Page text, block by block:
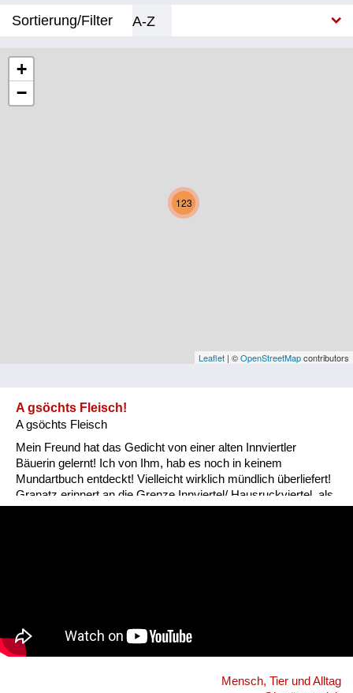
Sortierung/Filter
A-Z
Niederösterreich
Oberösterreich
Vorarlberg
Natur und Landwirtschaft
Fluchen und Reden
123
+
−
Leaflet | ©OpenStreetMapcontributors
A gsöchts Fleisch!
A gsöchts Fleisch
Mein Freund hat das Gedicht von einer alten Innviertler
Bäuerin gelernt! Ich von Ihm, hab es noch in keinem
Mundartbuch entdeckt! Vielleicht wirklich mündlich überliefert!
Granatz erinnert an die Grenze Innviertel/ Hausruckviertel, als
Mensch, Tier und Alltag